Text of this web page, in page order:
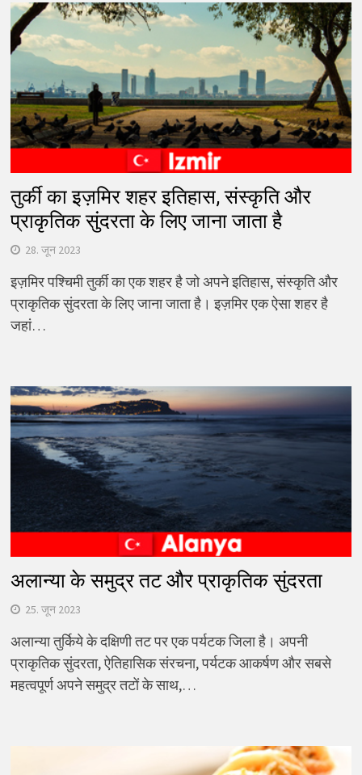
तुर्की का इज़मिर शहर इतिहास, संस्कृति और
प्राकृतिक सुंदरता के लिए जाना जाता है
28. जून 2023
इज़मिर पश्चिमी तुर्की का एक शहर है जो अपने इतिहास, संस्कृति और
प्राकृतिक सुंदरता के लिए जाना जाता है। इज़मिर एक ऐसा शहर है
जहां…
अलान्या के समुद्र तट और प्राकृतिक सुंदरता
25. जून 2023
अलान्या तुर्किये के दक्षिणी तट पर एक पर्यटक जिला है। अपनी
प्राकृतिक सुंदरता, ऐतिहासिक संरचना, पर्यटक आकर्षण और सबसे
महत्वपूर्ण अपने समुद्र तटों के साथ,…